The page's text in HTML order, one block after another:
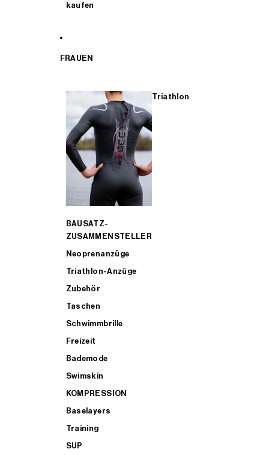
kaufen
FRAUEN
Triathlon
BAUSATZ-
ZUSAMMENSTELLER
Neoprenanzüge
Triathlon-Anzüge
Zubehör
Taschen
Schwimmbrille
Freizeit
Bademode
Swimskin
KOMPRESSION
Baselayers
Training
SUP